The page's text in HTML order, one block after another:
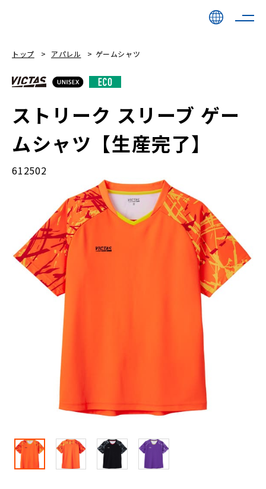
トップ アパレル ゲームシャツ
ストリーク スリーブ ゲー
ムシャツ【生産完了】
612502